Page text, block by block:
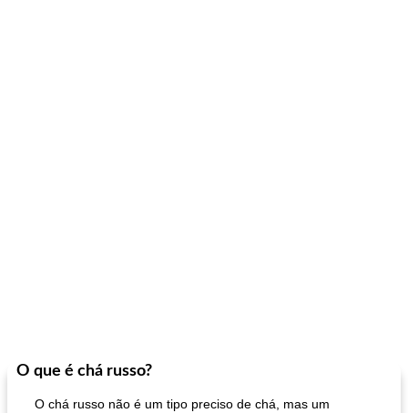
O que é chá russo?
O chá russo não é um tipo preciso de chá, mas um